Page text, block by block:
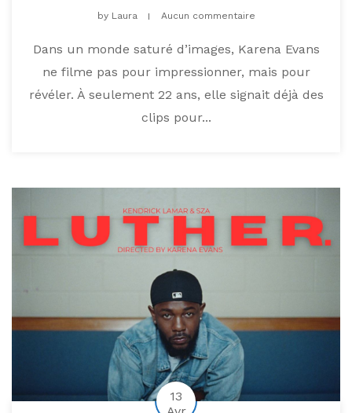
byLaura Aucun commentaire
Dans un monde saturé d’images, Karena Evans
ne filme pas pour impressionner, mais pour
révéler. À seulement 22 ans, elle signait déjà des
clips pour...
13